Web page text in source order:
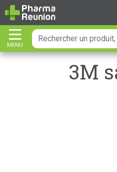
MENU
AFFICHER LA NAVIGATION
3M